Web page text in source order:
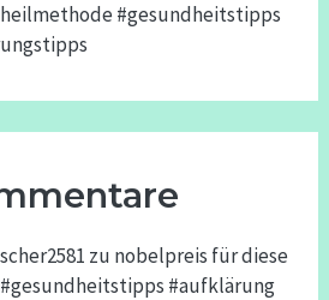
#gesundheitstipps
zu nobelpreis für diese
#aufklärung